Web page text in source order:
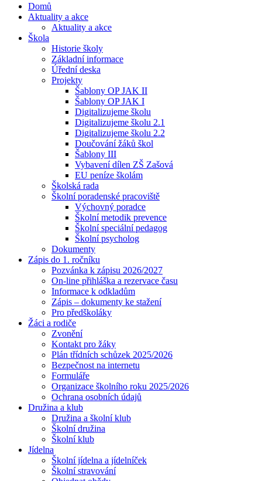
Domů
Aktuality a akce
Aktuality a akce
Škola
Historie školy
Základní informace
Úřední deska
Projekty
Šablony OP JAK II
Šablony OP JAK I
Digitalizujeme školu
Digitalizujeme školu 2.1
Digitalizujeme školu 2.2
Doučování žáků škol
Šablony III
Vybavení dílen ZŠ Zašová
EU peníze školám
Školská rada
Školní poradenské pracoviště
Výchovný poradce
Školní metodik prevence
Školní speciální pedagog
Školní psycholog
Dokumenty
Zápis do 1. ročníku
Pozvánka k zápisu 2026/2027
On-line přihláška a rezervace času
Informace k odkladům
Zápis – dokumenty ke stažení
Pro předškoláky
Žáci a rodiče
Zvonění
Kontakt pro žáky
Plán třídních schůzek 2025/2026
Bezpečnost na internetu
Formuláře
Organizace školního roku 2025/2026
Ochrana osobních údajů
Družina a klub
Družina a školní klub
Školní družina
Školní klub
Jídelna
Školní jídelna a jídelníček
Školní stravování